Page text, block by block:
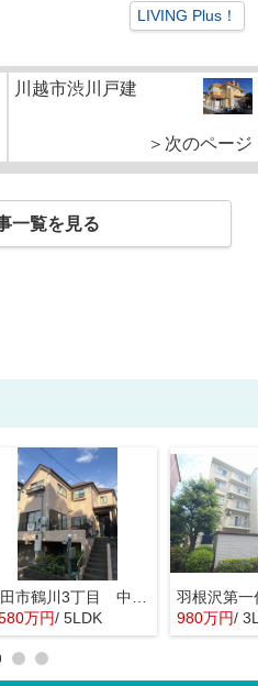
LIVING Plus！
川越市渋川戸建
＞次のページ
一覧を見る
万円/ 5LDK
羽根沢第一
980万円/